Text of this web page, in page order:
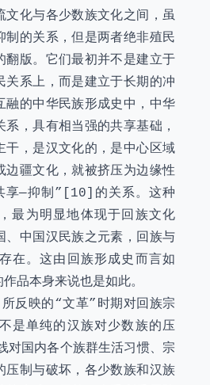
文化与各少数族文化之间，虽
制的关系，但是两者绝非殖民
翻版。它们最初并不是建立于
关系上，而是建立于长期的冲
融的中华民族形成史中，中华
系，具有相当强的共享基础，
干，是汉文化的，是中心区域
边疆文化，就被挤压为边缘性
享—抑制”[10]的关系。这种
最为明显地体现于回族文化
、中国汉民族之元素，回族与
在。这由回族形成史而言如
品本身来说也是如此。
反映的“文革”时期对回族宗
是单纯的汉族对少数族的压
对国内各个族群生活习惯、宗
压制与破坏，各少数族和汉族